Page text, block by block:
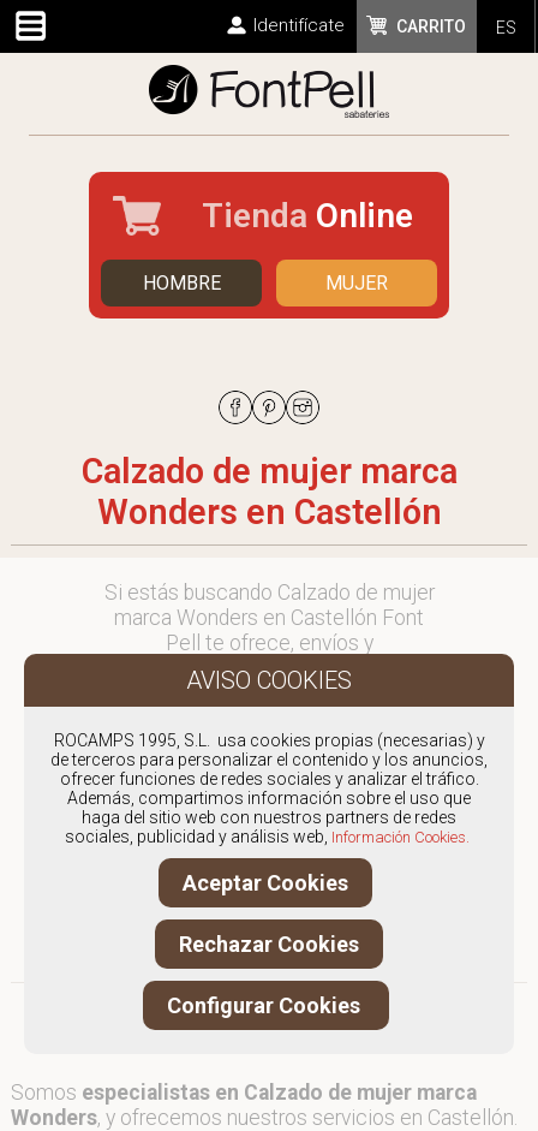
ES
CARRITO
Identifícate
Tienda Online
HOMBRE MUJER
Calzado de mujer marca
Wonders en Castellón
Si estás buscando Calzado de mujer
marca Wonders en Castellón Font
Pell te ofrece, envíos y
devoluciones gratuítos a Península y
Baleares, para otros destinos
en comercial@fontpell.com.
Los envíos a Castellón gestionados
entre semana se entregarán en
menos de 48 horas; los pedidos
realizados en fin de semana, el
producto se enviará a partir del
lunes.
Somos especialistas en Calzado de mujer marca
Wonders, y ofrecemos nuestros servicios en Castellón.
ROCAMPS 1995, S.L. usa cookies propias (necesarias) y
de terceros para personalizar el contenido y los anuncios,
ofrecer funciones de redes sociales y analizar el tráfico.
Además, compartimos información sobre el uso que
haga del sitio web con nuestros partners de redes
sociales, publicidad y análisis web, Información Cookies.
Aceptar Cookies
Rechazar Cookies
Configurar Cookies